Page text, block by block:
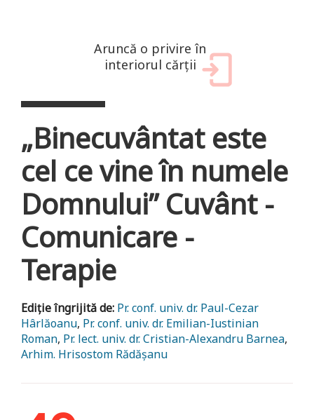
Aruncă o privire în
interiorul cărții
„Binecuvântat este
cel ce vine în numele
Domnului” Cuvânt -
Comunicare -
Terapie
Ediție îngrijită de: Pr. conf. univ. dr. Paul-Cezar
Hârlăoanu, Pr. conf. univ. dr. Emilian-Iustinian
Roman, Pr. lect. univ. dr. Cristian-Alexandru Barnea,
Arhim. Hrisostom Rădășanu